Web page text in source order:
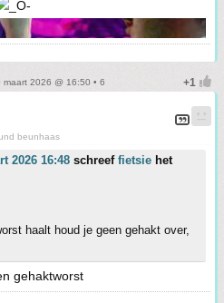
maart 2026 @ 16:50 • 6
beunhaas
2026 16:48 schreef fietsie het
haalt houd je geen gehakt over,
gehaktworst